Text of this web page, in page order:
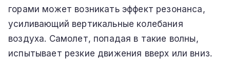
горами может возникать эффект резонанса,
усиливающий вертикальные колебания
воздуха. Самолет, попадая в такие волны,
испытывает резкие движения вверх или вниз.